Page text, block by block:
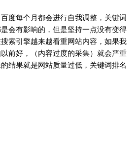
百度每个月都会进行自我调整，关键词
会有影响的，但是坚持一点没有变得
索引擎越来越看重网站内容，如果我
前好，（内容过度的采集）就会严重
结果就是网站质量过低，关键词排名